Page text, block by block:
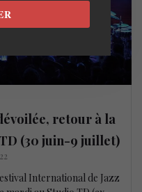
retour à la
(30 juin-9 juillet)
International de Jazz